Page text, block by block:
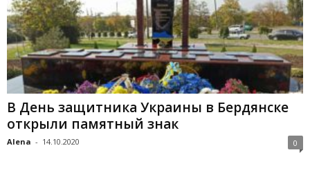
В День защитника Украины в Бердянске
открыли памятный знак
Alena - 14.10.2020 0